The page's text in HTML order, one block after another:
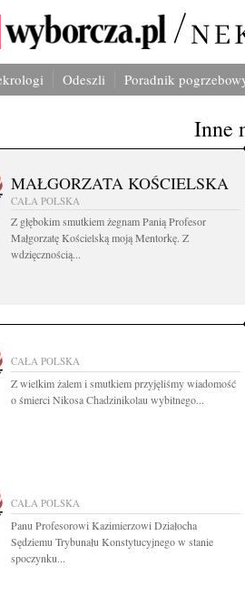
Odeszli Poradnik
Inne
MAŁGORZATA KOŚCIELSKA
CAŁA POLSKA
Z głębokim smutkiem żegnam Panią Profesor
Małgorzatę Kościelską moją Mentorkę. Z
wdzięcznością...
CAŁA POLSKA
Z wielkim żalem i smutkiem przyjęliśmy wiadomość
o śmierci Nikosa Chadzinikolau wybitnego...
CAŁA POLSKA
Panu Profesorowi Kazimierzowi Działocha
Sędziemu Trybunału Konstytucyjnego w stanie
spoczynku...